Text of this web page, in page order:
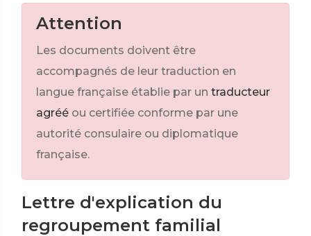
Attention
Les documents doivent être
accompagnés de leur traduction en
langue française établie par un traducteur
agréé ou certifiée conforme par une
autorité consulaire ou diplomatique
française.
Lettre d'explication du
regroupement familial